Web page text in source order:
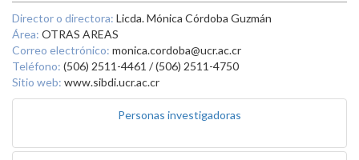
Director o directora: Licda. Mónica Córdoba Guzmán
Área: OTRAS AREAS
Correo electrónico: monica.cordoba@ucr.ac.cr
Teléfono: (506) 2511-4461 / (506) 2511-4750
Sitio web: www.sibdi.ucr.ac.cr
Personas investigadoras